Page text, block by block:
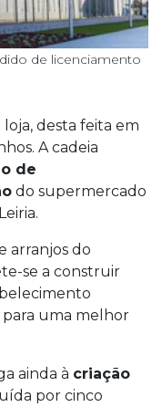
de licenciamento
desta feita em
A cadeia
de
do supermercado
arranjos do
se a construir
uma melhor
ainda à criação
por cinco